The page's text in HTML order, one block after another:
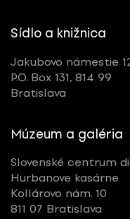
Sídlo a knižnica
Jakubovo námestie
P.O. Box 131, 814 99
Bratislava
Múzeum a galéria
Slovenské centrum
Hurbanove kasárne
Kollárovo nám. 10
811 07 Bratislava